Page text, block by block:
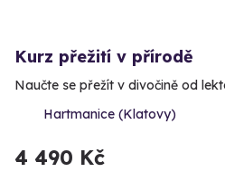
Kurz přežití v přírodě
Naučte se přežít v divočině od
Hartmanice (Klatovy)
4 490 Kč